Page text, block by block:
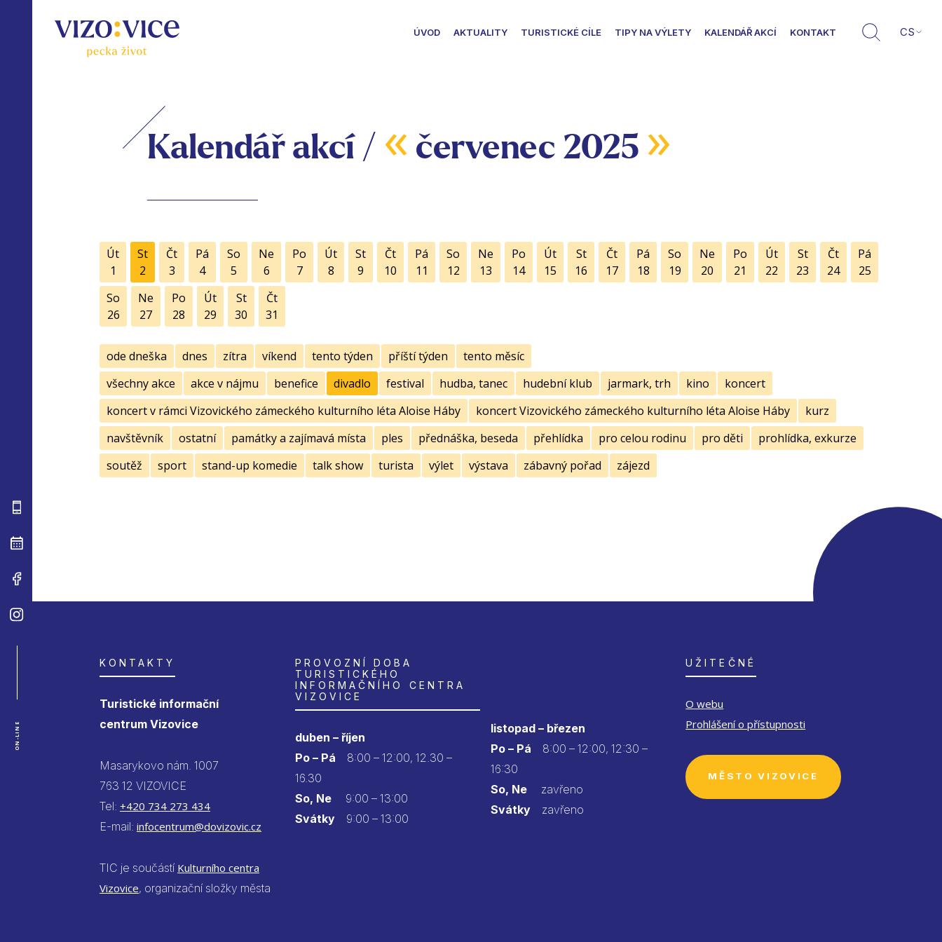
ÚVOD AKTUALITY TURISTICKÉ CÍLE TIPY NA VÝLETY KALENDÁŘ AKCÍ KONTAKT CS
ON-LINE
Kalendář akcí / « červenec 2025 »
Út
1
St
2
Čt
3
Pá
4
So
5
Ne
6
Po
7
Út
8
St
9
Čt
10
Pá
11
So
12
Ne
13
Po
14
Út
15
St
16
Čt
17
Pá
18
So
19
Ne
20
Po
21
Út
22
St
23
Čt
24
Pá
25
So
26
Ne
27
Po
28
Út
29
St
30
Čt
31
ode dneška dnes zítra víkend tento týden příští týden
tento měsíc
všechny akce
akce v nájmu benefice divadlo festival hudba, tanec hudební klub jarmark, trh kino
koncert
koncert v rámci Vizovického zámeckého kulturního léta Aloise Háby
koncert Vizovického zámeckého kulturního léta Aloise Háby
kurz
navštěvník
ostatní památky a zajímavá místa ples přednáška, beseda přehlídka pro celou rodinu pro děti
prohlídka, exkurze
soutěž
sport stand-up komedie talk show turista výlet výstava zábavný pořad zájezd
KONTAKTY
Turistické informační
centrum Vizovice
Masarykovo nám. 1007
763 12 VIZOVICE
Tel: +420 734 273 434
E-mail: infocentrum@dovizovic.cz
TIC je součástí Kulturního centra
Vizovice, organizační složky města
PROVOZNÍ DOBA
TURISTICKÉHO
INFORMAČNÍHO CENTRA
VIZOVICE
duben – říjen
Po – Pá
8:00 – 12:00, 12.30 –
16.30
So, Ne9:00 – 13:00
Svátky9:00 – 13:00
listopad – březen
Po – Pá 8:00 – 12:00, 12:30 –
16:30
So, Nezavřeno
Svátkyzavřeno
UŽITEČNÉ
O webu
Prohlášení o přístupnosti
MĚSTO VIZOVICE